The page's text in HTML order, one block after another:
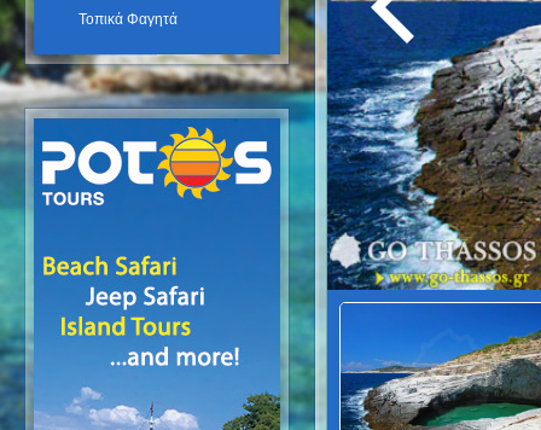
Τοπικά Φαγητά